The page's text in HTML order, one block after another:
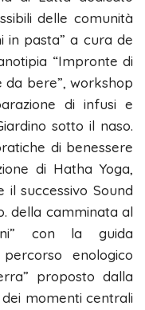
delle comunità
in pasta” a cura de
“Impronte di
da bere”, workshop
di infusi e
sotto il naso.
di benessere
di Hatha Yoga,
il successivo Sound
della camminata al
con la guida
enologico
proposto dalla
momenti centrali